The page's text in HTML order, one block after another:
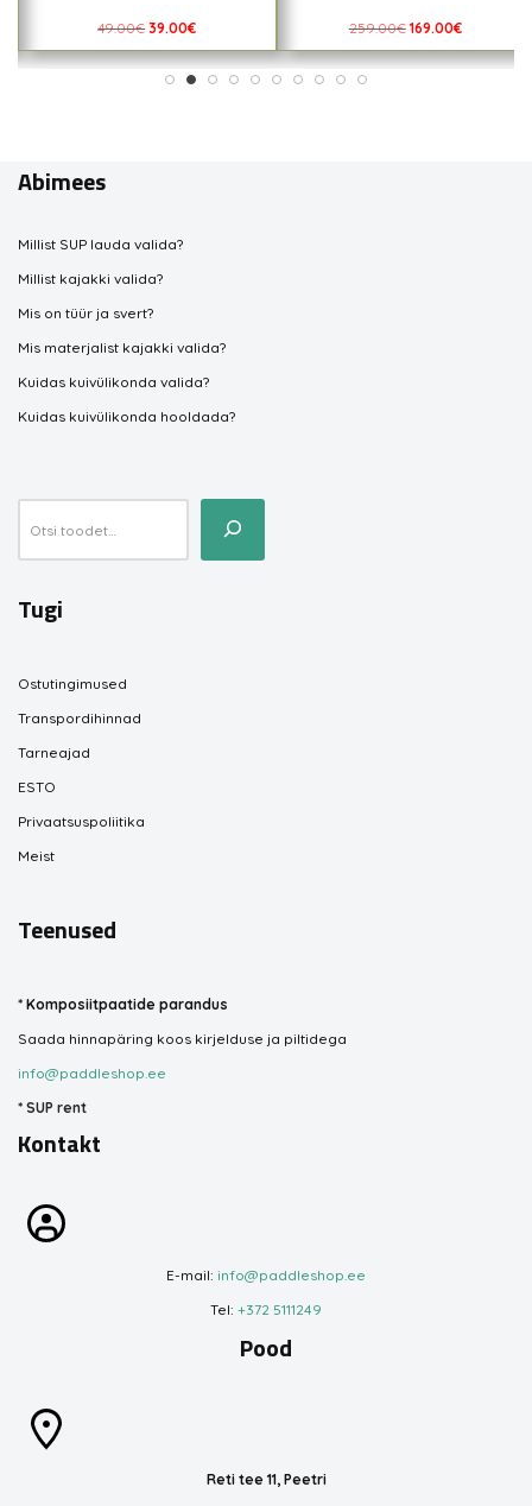
49.00€ 39.00€ 259.00€ 169.00€
Abimees
Millist SUP lauda valida?
Millist kajakki valida?
Mis on tüür ja svert?
Mis materjalist kajakki valida?
Kuidas kuivülikonda valida?
Kuidas kuivülikonda hooldada?
Tugi
Ostutingimused
Transpordihinnad
Tarneajad
ESTO
Privaatsuspoliitika
Meist
Teenused
* Komposiitpaatide parandus
Saada hinnapäring koos kirjelduse ja piltidega
info@paddleshop.ee
* SUP rent
Kontakt
E-mail: info@paddleshop.ee
Tel: +372 5111249
Pood
Reti tee 11, Peetri